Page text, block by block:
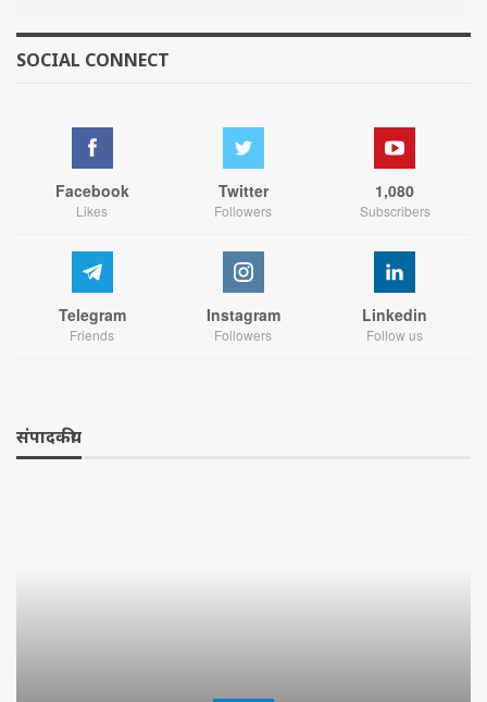
SOCIAL CONNECT
Facebook
Likes
Twitter
Followers
1,080
Subscribers
Telegram
Friends
Instagram
Followers
Linkedin
Follow us
संपादकीय